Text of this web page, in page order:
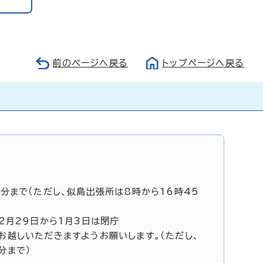
前のページへ戻る トップページへ戻る
で（ただし、似島出張所は8時から16時45
月29日から1月3日は閉庁
しいただきますようお願いします。（ただし、
で）